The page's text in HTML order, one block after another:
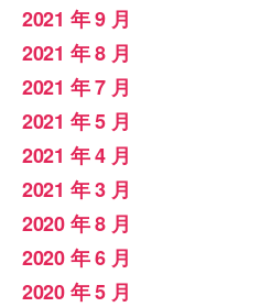
2021 年 9 月
2021 年 8 月
2021 年 7 月
2021 年 5 月
2021 年 4 月
2021 年 3 月
2020 年 8 月
2020 年 6 月
2020 年 5 月